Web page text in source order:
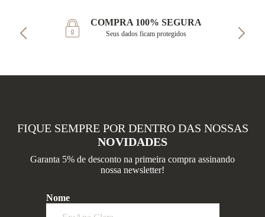
COMPRA 100% SEGURA
Seus dados ficam protegidos
FIQUE SEMPRE POR DENTRO DAS NOSSAS
NOVIDADES
Garanta 5% de desconto na primeira compra assinando
nossa newsletter!
Nome